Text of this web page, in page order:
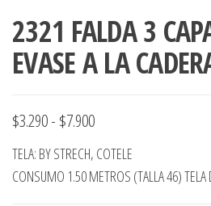
2321 FALDA 3
EVASE A LA
$3.290- $7.900Rango
de
precios:
TELA: BY STRECH, COTELE
CONSUMO 1.50 METROS (TALLA 46) TELA